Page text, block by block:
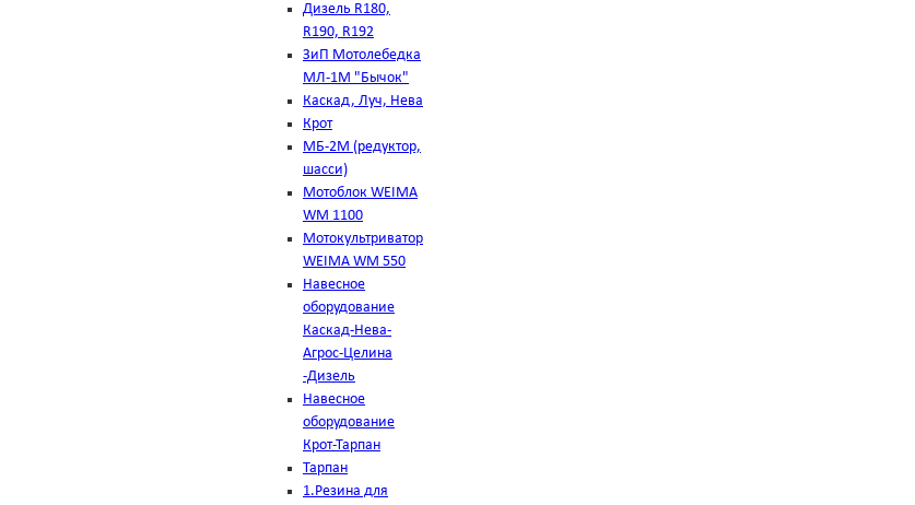
Дизель R180,
R190, R192
ЗиП Мотолебедка
МЛ-1М "Бычок"
Каскад, Луч, Нева
Крот
МБ-2М (редуктор,
шасси)
Мотоблок WEIMA
WM 1100
Мотокультриватор
WEIMA WM 550
Навесное
оборудование
Каскад-Нева-
Агрос-Целина
-Дизель
Навесное
оборудование
Крот-Тарпан
Тарпан
1.Резина для